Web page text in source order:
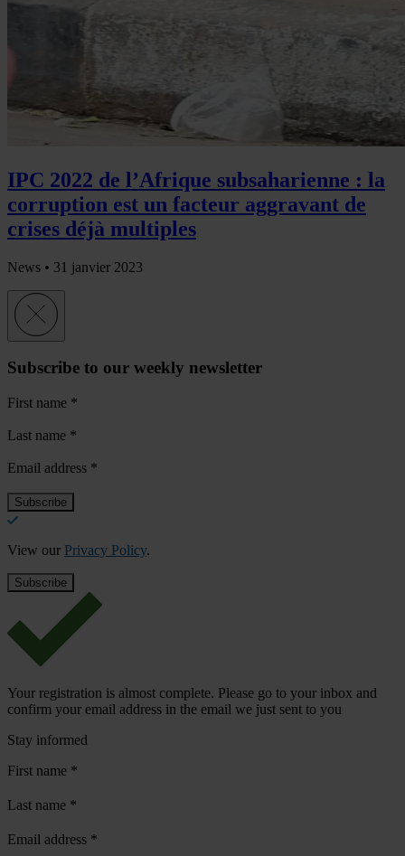
IPC 2022 de l’Afrique subsaharienne : la
corruption est un facteur aggravant de
crises déjà multiples
News • 31 janvier 2023
Subscribe to our weekly newsletter
First name *
Last name *
Email address *
View our Privacy Policy.
Your registration is almost complete. Please go to your inbox and
confirm your email address in the email we just sent to you
Stay informed
First name *
Last name *
Email address *